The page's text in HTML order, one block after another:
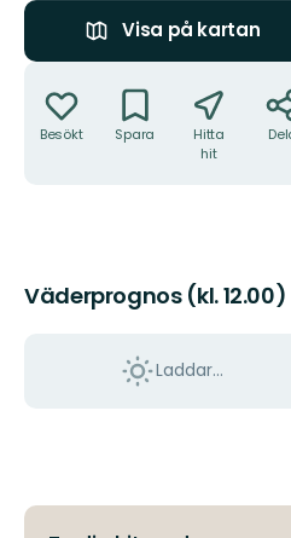
Visa på kartan
Besökt Spara
Hitta
hit
Väderprognos (kl. 12.00)
Laddar...